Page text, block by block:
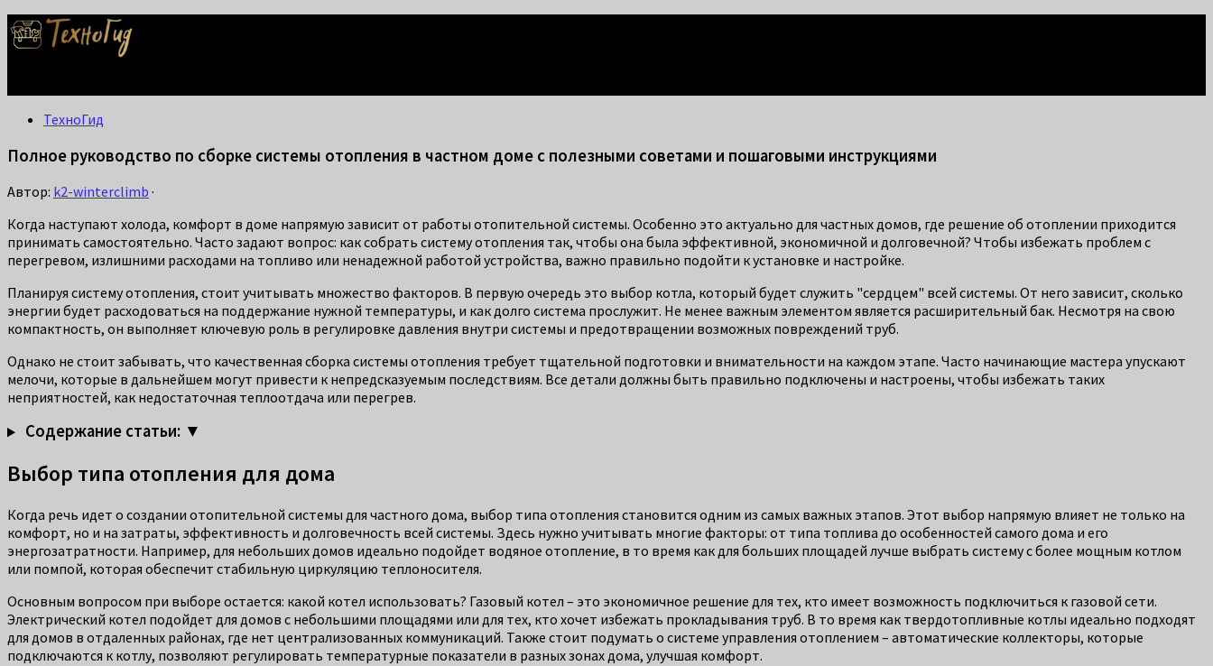
ТехноГид
Полное руководство по сборке системы отопления в частном доме с полезными советами и пошаговыми инструкциями
Автор: k2-winterclimb ·
Когда наступают холода, комфорт в доме напрямую зависит от работы отопительной системы. Особенно это актуально для частных домов, где решение об отоплении приходится
принимать самостоятельно. Часто задают вопрос: как собрать систему отопления так, чтобы она была эффективной, экономичной и долговечной? Чтобы избежать проблем с
перегревом, излишними расходами на топливо или ненадежной работой устройства, важно правильно подойти к установке и настройке.
Планируя систему отопления, стоит учитывать множество факторов. В первую очередь это выбор котла, который будет служить "сердцем" всей системы. От него зависит, сколько
энергии будет расходоваться на поддержание нужной температуры, и как долго система прослужит. Не менее важным элементом является расширительный бак. Несмотря на свою
компактность, он выполняет ключевую роль в регулировке давления внутри системы и предотвращении возможных повреждений труб.
Однако не стоит забывать, что качественная сборка системы отопления требует тщательной подготовки и внимательности на каждом этапе. Часто начинающие мастера упускают
мелочи, которые в дальнейшем могут привести к непредсказуемым последствиям. Все детали должны быть правильно подключены и настроены, чтобы избежать таких
неприятностей, как недостаточная теплоотдача или перегрев.
Содержание статьи: ▼
Выбор типа отопления для дома
Когда речь идет о создании отопительной системы для частного дома, выбор типа отопления становится одним из самых важных этапов. Этот выбор напрямую влияет не только на
комфорт, но и на затраты, эффективность и долговечность всей системы. Здесь нужно учитывать многие факторы: от типа топлива до особенностей самого дома и его
энергозатратности. Например, для небольших домов идеально подойдет водяное отопление, в то время как для больших площадей лучше выбрать систему с более мощным котлом
или помпой, которая обеспечит стабильную циркуляцию теплоносителя.
Основным вопросом при выборе остается: какой котел использовать? Газовый котел – это экономичное решение для тех, кто имеет возможность подключиться к газовой сети.
Электрический котел подойдет для домов с небольшими площадями или для тех, кто хочет избежать прокладывания труб. В то время как твердотопливные котлы идеально подходят
для домов в отдаленных районах, где нет централизованных коммуникаций. Также стоит подумать о системе управления отоплением – автоматические коллекторы, которые
подключаются к котлу, позволяют регулировать температурные показатели в разных зонах дома, улучшая комфорт.